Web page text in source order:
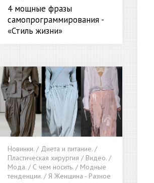
4 мощные фразы
самопрограммирования -
«Стиль жизни»
Новинки. / Диета и питание. /
Пластическая хирургия / Видео. /
Мода. / С чем носить. / Модные
тенденции. / Я Женщина - Разное